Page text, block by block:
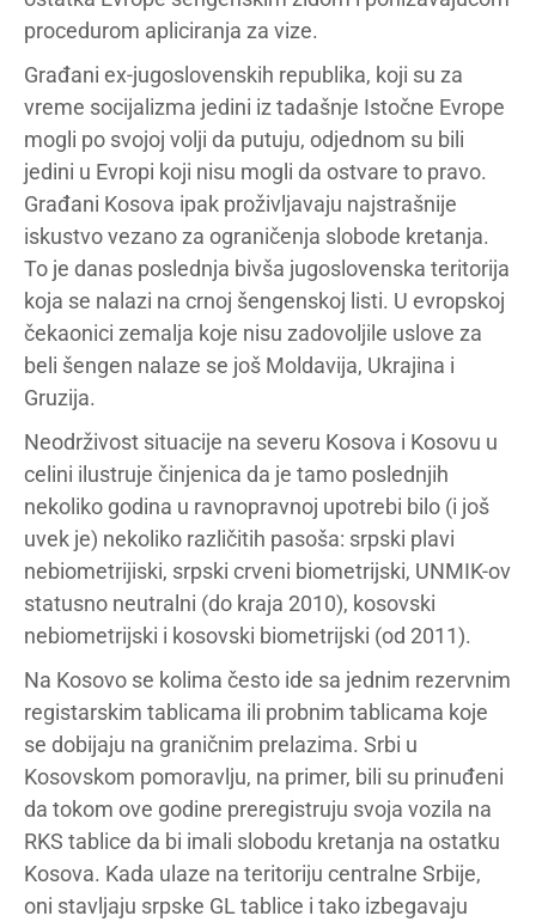
procedurom apliciranja za vize.
Građani ex-jugoslovenskih republika, koji su za
vreme socijalizma jedini iz tadašnje Istočne Evrope
mogli po svojoj volji da putuju, odjednom su bili
jedini u Evropi koji nisu mogli da ostvare to pravo.
Građani Kosova ipak proživljavaju najstrašnije
iskustvo vezano za ograničenja slobode kretanja.
To je danas poslednja bivša jugoslovenska teritorija
koja se nalazi na crnoj šengenskoj listi. U evropskoj
čekaonici zemalja koje nisu zadovoljile uslove za
beli šengen nalaze se još Moldavija, Ukrajina i
Gruzija.
Neodrživost situacije na severu Kosova i Kosovu u
celini ilustruje činjenica da je tamo poslednjih
nekoliko godina u ravnopravnoj upotrebi bilo (i još
uvek je) nekoliko različitih pasoša: srpski plavi
nebiometrijiski, srpski crveni biometrijski, UNMIK-ov
statusno neutralni (do kraja 2010), kosovski
nebiometrijski i kosovski biometrijski (od 2011).
Na Kosovo se kolima često ide sa jednim rezervnim
registarskim tablicama ili probnim tablicama koje
se dobijaju na graničnim prelazima. Srbi u
Kosovskom pomoravlju, na primer, bili su prinuđeni
da tokom ove godine preregistruju svoja vozila na
RKS tablice da bi imali slobodu kretanja na ostatku
Kosova. Kada ulaze na teritoriju centralne Srbije,
oni stavljaju srpske GL tablice i tako izbegavaju